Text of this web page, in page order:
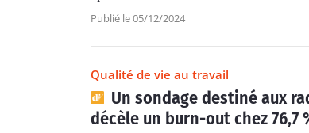
Publié le 05/12/2024
Qualité de vie au travail
Un sondage destiné aux
décèle un burn-out chez